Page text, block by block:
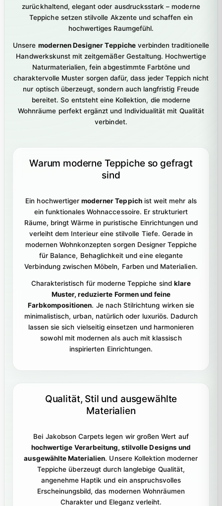
zurückhaltend, elegant oder ausdrucksstark – moderne
Teppiche setzen stilvolle Akzente und schaffen ein
hochwertiges Raumgefühl.
Unsere modernen Designer Teppicheverbinden traditionelle
Handwerkskunst mit zeitgemäßer Gestaltung. Hochwertige
Naturmaterialien, fein abgestimmte Farbtöne und
charaktervolle Muster sorgen dafür, dass jeder Teppich nicht
nur optisch überzeugt, sondern auch langfristig Freude
bereitet. So entsteht eine Kollektion, die moderne
Wohnräume perfekt ergänzt und Individualität mit Qualität
verbindet.
Warum moderne Teppiche so gefragt
sind
Ein hochwertigermoderner Teppichist weit mehr als
ein funktionales Wohnaccessoire. Er strukturiert
Räume, bringt Wärme in puristische Einrichtungen und
verleiht dem Interieur eine stilvolle Tiefe. Gerade in
modernen Wohnkonzepten sorgen Designer Teppiche
für Balance, Behaglichkeit und eine elegante
Verbindung zwischen Möbeln, Farben und Materialien.
Charakteristisch für moderne Teppiche sind klare
Muster, reduzierte Formen und feine
Farbkompositionen. Je nach Stilrichtung wirken sie
minimalistisch, urban, natürlich oder luxuriös. Dadurch
lassen sie sich vielseitig einsetzen und harmonieren
sowohl mit modernen als auch mit klassisch
inspirierten Einrichtungen.
Qualität, Stil und ausgewählte
Materialien
Bei Jakobson Carpets legen wir großen Wert auf
hochwertige Verarbeitung, stilvolle Designs und
ausgewählte Materialien. Unsere Kollektion moderner
Teppiche überzeugt durch langlebige Qualität,
angenehme Haptik und ein anspruchsvolles
Erscheinungsbild, das modernen Wohnräumen
Charakter und Eleganz verleiht.